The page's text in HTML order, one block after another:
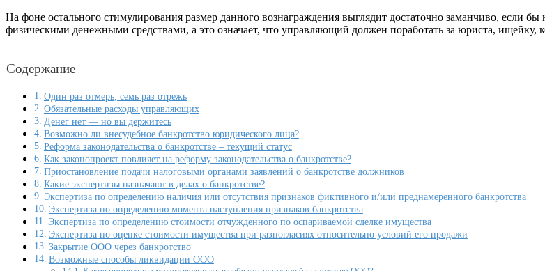
На фоне остального стимулирования размер данного вознаграждения выглядит достаточно заманчиво, если
физическими денежными средствами, а это означает, что управляющий должен поработать за юриста, ищейку,
Содержание
Один раз отмерь, семь раз отрежь
Обязательные расходы управляющих
Денег нет — но вы держитесь
Возможно ли внесудебное банкротство юридического лица?
Реформа законодательства о банкротстве – текущий статус
Как законопроект повлияет на реформу законодательства о банкротстве?
Приостановление подачи налоговыми органами заявлений о банкротстве должников
Какие экспертизы назначают в делах о банкротстве?
Экспертиза по определению наличия или отсутствия признаков фиктивного и/или преднамеренного банкротства
Экспертиза по определению момента наступления признаков банкротства
Экспертиза по определению стоимости отчужденного по оспариваемой сделке имущества
Экспертиза по оценке стоимости имущества при разногласиях относительно условий его продажи
Закрытие ООО через банкротство
Возможные способы ликвидации ООО